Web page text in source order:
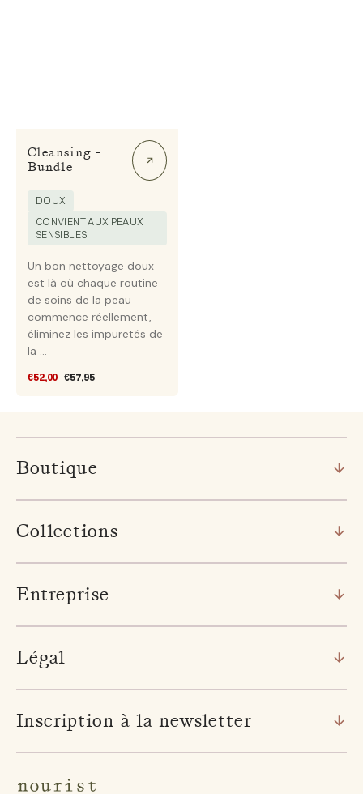
Cleansing -
Bundle
DOUX
CONVIENT AUX PEAUX
SENSIBLES
Un bon nettoyage doux
est là où chaque routine
de soins de la peau
commence réellement,
éliminez les impuretés de
la ...
Prix
€52,00
Prix
€57,95
Boutique
Collections
Entreprise
Légal
Inscription à la newsletter